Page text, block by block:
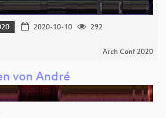
2020-10-10
292
Arch Conf 2020
von André